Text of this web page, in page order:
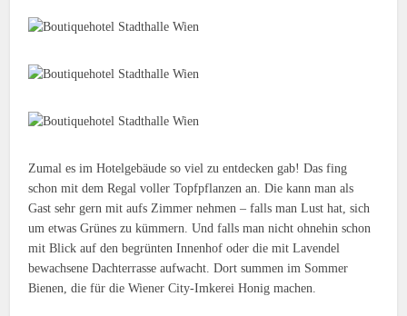
Zumal es im Hotelgebäude so viel zu entdecken gab! Das fing
schon mit dem Regal voller Topfpflanzen an. Die kann man als
Gast sehr gern mit aufs Zimmer nehmen – falls man Lust hat, sich
um etwas Grünes zu kümmern. Und falls man nicht ohnehin schon
mit Blick auf den begrünten Innenhof oder die mit Lavendel
bewachsene Dachterrasse aufwacht. Dort summen im Sommer
Bienen, die für die Wiener City-Imkerei Honig machen.